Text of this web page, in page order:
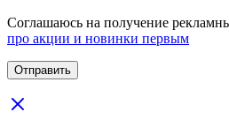
Соглашаюсь на получение
про акции и новинки первым